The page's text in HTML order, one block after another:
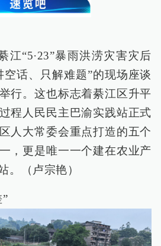
江“5·23”暴雨洪涝灾害灾后
空话、只解难题”的现场座谈
行。这也标志着綦江区升平
程人民民主巴渝实践站正式
人大常委会重点打造的五个
，更是唯一一个建在农业产
。（卢宗艳）